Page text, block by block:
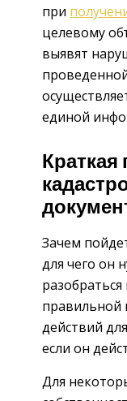
при
целевому
выявят
единой
Зачем
для чего он
правильной
действий
если он
Для